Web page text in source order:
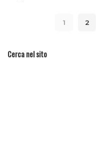
1 2
Cerca nel sito